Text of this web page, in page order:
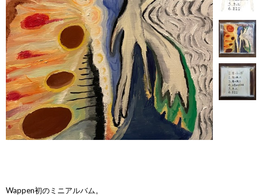
Wappen初のミニアルバム。